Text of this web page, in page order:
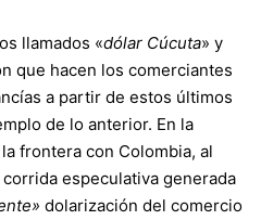
llamados «dólar Cúcuta» y
que hacen los comerciantes
a partir de estos últimos
de lo anterior. En la
frontera con Colombia, al
especulativa generada
dolarización del comercio